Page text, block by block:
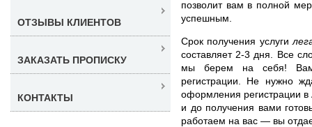
позволит вам в полной
успешным.
Срок получения услуги
составляет 2-3 дня. Все
мы берем на себя! Вам
регистрации. Не нужно
оформления регистрации в
и до получения вами
работаем на вас — вы
ОТЗЫВЫ КЛИЕНТОВ
ЗАКАЗАТЬ ПРОПИСКУ
КОНТАКТЫ